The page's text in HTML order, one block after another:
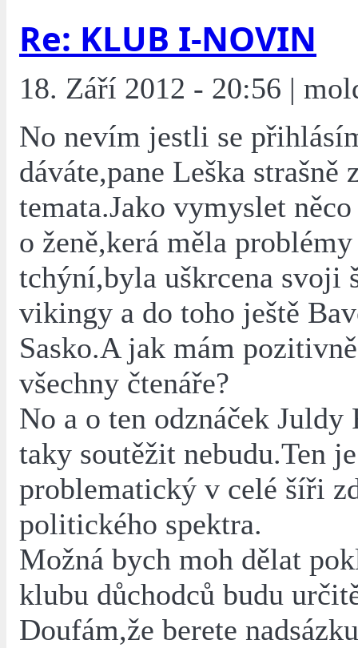
Re: KLUB I-NOVIN
18. Září 2012 - 20:56 |
No nevím jestli se
dáváte,pane Leška strašně
temata.Jako vymyslet
o ženě,kerá měla problémy
tchýní,byla uškrcena svoji
vikingy a do toho ještě
Sasko.A jak mám
všechny čtenáře?
No a o ten odznáček Juldy
taky soutěžit nebudu.Ten je
problematický v celé šíři
politického spektra.
Možná bych moh dělat
klubu důchodců budu
Doufám,že berete